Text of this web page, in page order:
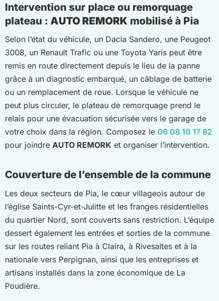
Intervention sur place ou remorquage
plateau : AUTO REMORK mobilisé à Pia
Selon l’état du véhicule, un Dacia Sandero, une Peugeot
3008, un Renault Trafic ou une Toyota Yaris peut être
remis en route directement depuis le lieu de la panne
grâce à un diagnostic embarqué, un câblage de batterie
ou un remplacement de roue. Lorsque le véhicule ne
peut plus circuler, le plateau de remorquage prend le
relais pour une évacuation sécurisée vers le garage de
votre choix dans la région. Composez le 06 08 10 17 82
pour joindre AUTO REMORK et organiser l’intervention.
Couverture de l’ensemble de la commune
Les deux secteurs de Pia, le cœur villageois autour de
l’église Saints-Cyr-et-Julitte et les franges résidentielles
du quartier Nord, sont couverts sans restriction. L’équipe
dessert également les entrées et sorties de la commune
sur les routes reliant Pia à Claira, à Rivesaltes et à la
nationale vers Perpignan, ainsi que les entreprises et
artisans installés dans la zone économique de La
Poudière.